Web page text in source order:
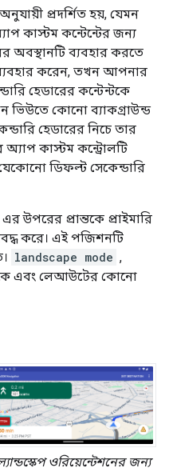
প্রদর্শিত হয়, যেমন
কাস্টম কন্টেন্টের জন্য
অবস্থানটি ব্যবহার করতে
করেন, তখন আপনার
হেডারের কন্টেন্টকে
ভিউতে কোনো ব্যাকগ্রাউন্ড
হেডারের নিচে তার
কাস্টম কন্ট্রোলটি
ডিফল্ট সেকেন্ডারি
উপরের প্রান্তকে প্রাইমারি
করে। এই পজিশনটি
landscape mode ,
এবং লেআউটের কোনো
ওরিয়েন্টেশনের জন্য